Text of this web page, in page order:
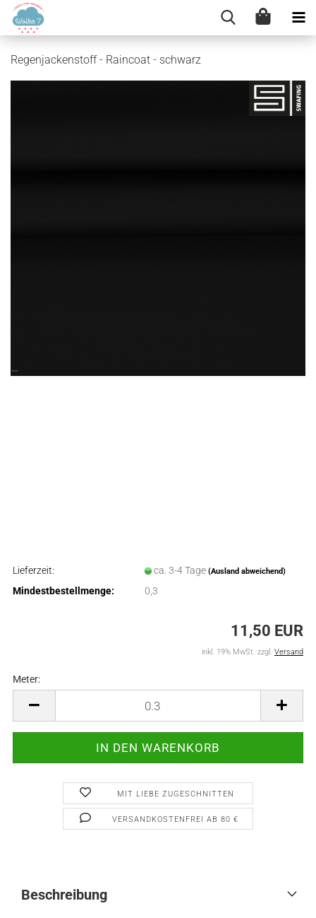
Regenjackenstoff - Raincoat - schwarz
Lieferzeit: ca. 3-4 Tage (Ausland abweichend)
Mindestbestellmenge: 0,3
11,50 EUR
inkl. 19% MwSt. zzgl. Versand
Meter:
MIT LIEBE ZUGESCHNITTEN
VERSANDKOSTENFREI AB 80 €
Beschreibung